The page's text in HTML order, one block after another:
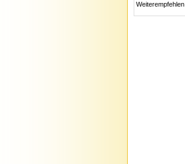
Weiterempfehlen